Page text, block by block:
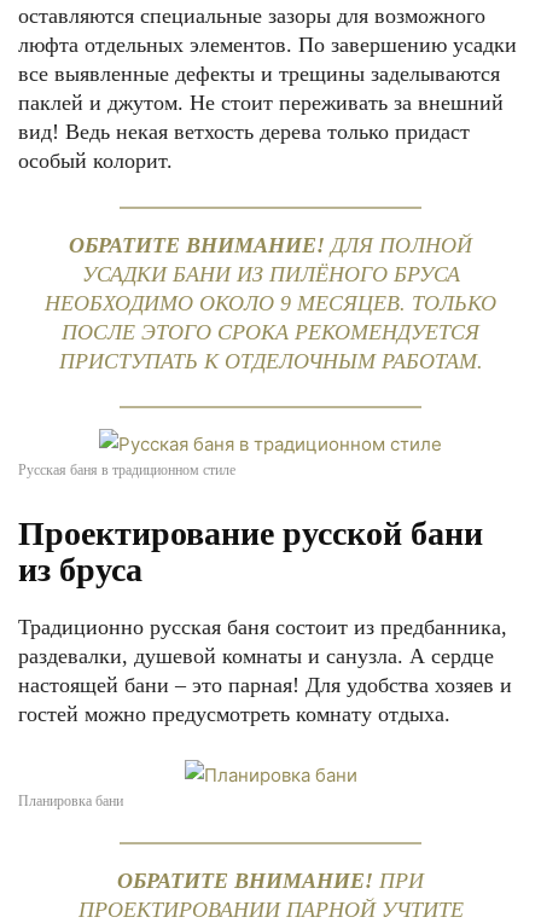
оставляются специальные зазоры для возможного
люфта отдельных элементов. По завершению усадки
все выявленные дефекты и трещины заделываются
паклей и джутом. Не стоит переживать за внешний
вид! Ведь некая ветхость дерева только придаст
особый колорит.
ОБРАТИТЕ ВНИМАНИЕ! ДЛЯ ПОЛНОЙ
УСАДКИ БАНИ ИЗ ПИЛЁНОГО БРУСА
НЕОБХОДИМО ОКОЛО 9 МЕСЯЦЕВ. ТОЛЬКО
ПОСЛЕ ЭТОГО СРОКА РЕКОМЕНДУЕТСЯ
ПРИСТУПАТЬ К ОТДЕЛОЧНЫМ РАБОТАМ.
Русская баня в традиционном стиле
Проектирование русской бани
из бруса
Традиционно русская баня состоит из предбанника,
раздевалки, душевой комнаты и санузла. А сердце
настоящей бани – это парная! Для удобства хозяев и
гостей можно предусмотреть комнату отдыха.
Планировка бани
ОБРАТИТЕ ВНИМАНИЕ! ПРИ
ПРОЕКТИРОВАНИИ ПАРНОЙ УЧТИТЕ